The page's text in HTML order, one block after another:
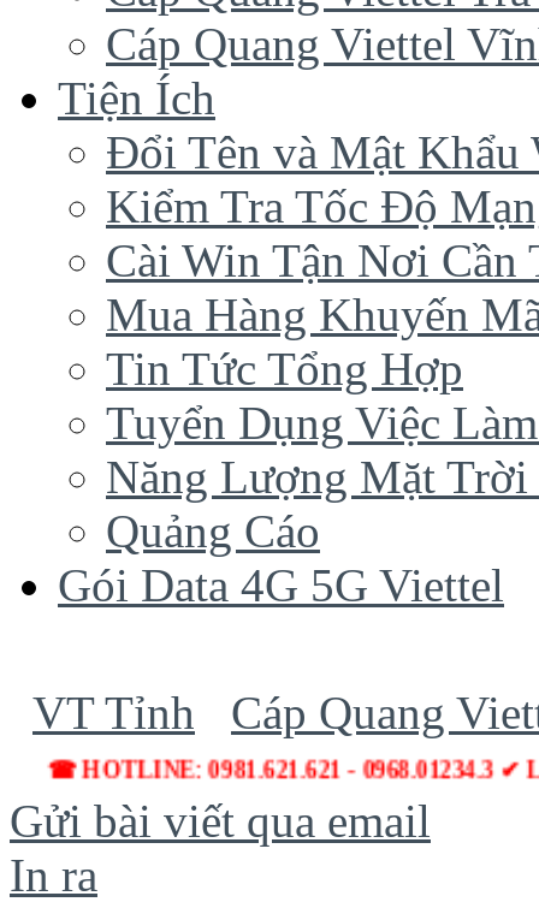
Cáp Quang Viettel
Tiện Ích
Đổi Tên và Mật Khẩu
Kiểm Tra Tốc Độ
Cài Win Tận Nơi Cần
Mua Hàng Khuyến
Tin Tức Tổng Hợp
Tuyển Dụng Việc
Năng Lượng Mặt
Quảng Cáo
Gói Data 4G 5G Viettel
VT Tỉnh Cáp Quang
☎ HOTLINE: 0981.621.621 -
Gửi bài viết qua email
In ra